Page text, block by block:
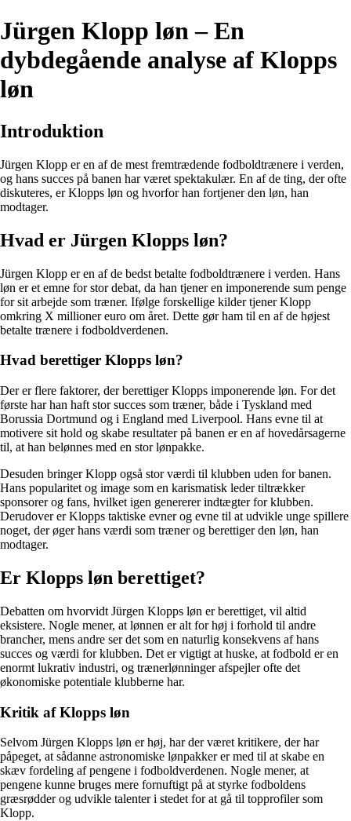
Jürgen Klopp løn – En
dybdegående analyse af Klopps
løn
Introduktion
Jürgen Klopp er en af de mest fremtrædende fodboldtrænere i verden,
og hans succes på banen har været spektakulær. En af de ting, der ofte
diskuteres, er Klopps løn og hvorfor han fortjener den løn, han
modtager.
Hvad er Jürgen Klopps løn?
Jürgen Klopp er en af de bedst betalte fodboldtrænere i verden. Hans
løn er et emne for stor debat, da han tjener en imponerende sum penge
for sit arbejde som træner. Ifølge forskellige kilder tjener Klopp
omkring X millioner euro om året. Dette gør ham til en af de højest
betalte trænere i fodboldverdenen.
Hvad berettiger Klopps løn?
Der er flere faktorer, der berettiger Klopps imponerende løn. For det
første har han haft stor succes som træner, både i Tyskland med
Borussia Dortmund og i England med Liverpool. Hans evne til at
motivere sit hold og skabe resultater på banen er en af hovedårsagerne
til, at han belønnes med en stor lønpakke.
Desuden bringer Klopp også stor værdi til klubben uden for banen.
Hans popularitet og image som en karismatisk leder tiltrækker
sponsorer og fans, hvilket igen genererer indtægter for klubben.
Derudover er Klopps taktiske evner og evne til at udvikle unge spillere
noget, der øger hans værdi som træner og berettiger den løn, han
modtager.
Er Klopps løn berettiget?
Debatten om hvorvidt Jürgen Klopps løn er berettiget, vil altid
eksistere. Nogle mener, at lønnen er alt for høj i forhold til andre
brancher, mens andre ser det som en naturlig konsekvens af hans
succes og værdi for klubben. Det er vigtigt at huske, at fodbold er en
enormt lukrativ industri, og trænerlønninger afspejler ofte det
økonomiske potentiale klubberne har.
Kritik af Klopps løn
Selvom Jürgen Klopps løn er høj, har der været kritikere, der har
påpeget, at sådanne astronomiske lønpakker er med til at skabe en
skæv fordeling af pengene i fodboldverdenen. Nogle mener, at
pengene kunne bruges mere fornuftigt på at styrke fodboldens
græsrødder og udvikle talenter i stedet for at gå til topprofiler som
Klopp.